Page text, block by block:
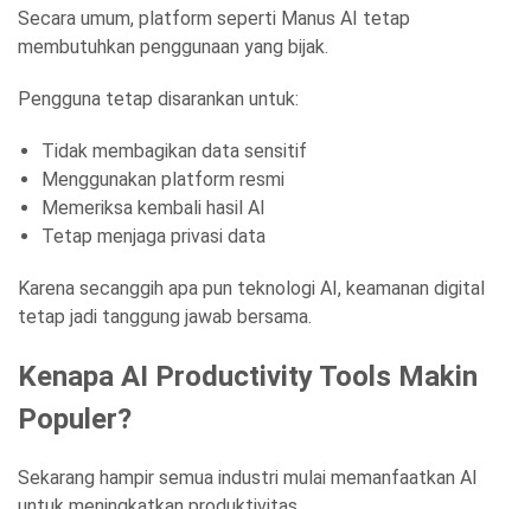
Secara umum, platform seperti Manus AI tetap
membutuhkan penggunaan yang bijak.
Pengguna tetap disarankan untuk:
Tidak membagikan data sensitif
Menggunakan platform resmi
Memeriksa kembali hasil AI
Tetap menjaga privasi data
Karena secanggih apa pun teknologi AI, keamanan digital
tetap jadi tanggung jawab bersama.
Kenapa AI Productivity Tools Makin
Populer?
Sekarang hampir semua industri mulai memanfaatkan AI